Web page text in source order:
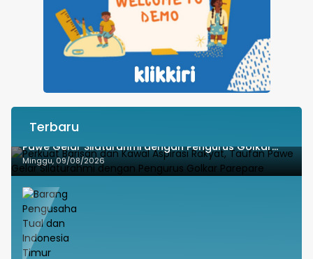
Terbaru
Perkuat Barisan dan Kawal Aspirasi Rakyat, Taufan
Pawe Gelar Silaturahmi dengan Pengurus Golkar
Parepare
Minggu, 09/08/2026